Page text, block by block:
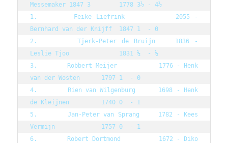
Messemaker 1847 3        1778 3½ - 4½
1.        Feike Liefrink           2055 -
Bernhard van der Knijff  1847 1  - 0
2.        Tjerk-Peter de Bruijn    1836 -
Leslie Tjoo              1831 ½  - ½
3.        Robbert Meijer           1776 - Henk
van der Wosten      1797 1  - 0
4.        Rien van Wilgenburg      1698 - Henk
de Kleijnen         1740 0  - 1
5.        Jan-Peter van Sprang     1782 - Kees
Vermijn             1757 0  - 1
6.        Robert Dortmond          1672 - Diko